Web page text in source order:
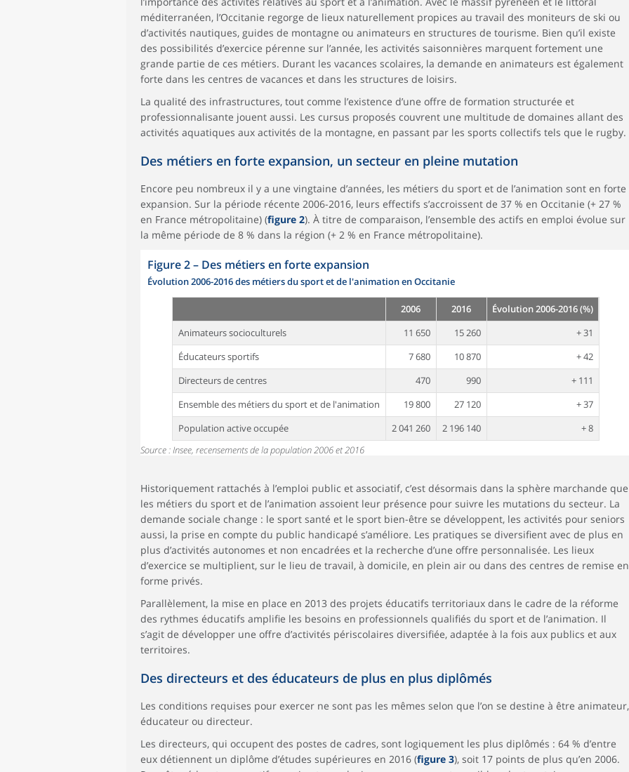
méditerranéen, l’Occitanie regorge de lieux naturellement propices au travail des moniteurs de ski ou
d’activités nautiques, guides de montagne ou animateurs en structures de tourisme. Bien qu’il existe
des possibilités d’exercice pérenne sur l’année, les activités saisonnières marquent fortement une
grande partie de ces métiers. Durant les vacances scolaires, la demande en animateurs est également
forte dans les centres de vacances et dans les structures de loisirs.
La qualité des infrastructures, tout comme l’existence d’une offre de formation structurée et
professionnalisante jouent aussi. Les cursus proposés couvrent une multitude de domaines allant des
activités aquatiques aux activités de la montagne, en passant par les sports collectifs tels que le rugby.
Des métiers en forte expansion, un secteur en pleine mutation
Encore peu nombreux il y a une vingtaine d’années, les métiers du sport et de l’animation sont en forte
expansion. Sur la période récente 2006-2016, leurs effectifs s’accroissent de 37 % en Occitanie (+ 27 %
en France métropolitaine) (figure 2). À titre de comparaison, l’ensemble des actifs en emploi évolue sur
la même période de 8 % dans la région (+ 2 % en France métropolitaine).
Figure 2– Des métiers en forte expansion
Évolution 2006-2016 des métiers du sport et de l'animation en Occitanie
2006 2016
Évolution 2006-2016 (%)
Animateurs socioculturels
11 650 15 260
+ 31
Éducateurs sportifs
7 680 10 870
+ 42
Directeurs de centres
470 990
+ 111
Ensemble des métiers du sport et de l'animation
19 800 27 120
+ 37
Population active occupée
2 041 260 2 196 140
+ 8
Source : Insee, recensements de la population 2006 et 2016
Historiquement rattachés à l’emploi public et associatif, c’est désormais dans la sphère marchande que
les métiers du sport et de l’animation assoient leur présence pour suivre les mutations du secteur. La
demande sociale change : le sport santé et le sport bien-être se développent, les activités pour seniors
aussi, la prise en compte du public handicapé s’améliore. Les pratiques se diversifient avec de plus en
plus d’activités autonomes et non encadrées et la recherche d’une offre personnalisée. Les lieux
d’exercice se multiplient, sur le lieu de travail, à domicile, en plein air ou dans des centres de remise en
forme privés.
Parallèlement, la mise en place en 2013 des projets éducatifs territoriaux dans le cadre de la réforme
des rythmes éducatifs amplifie les besoins en professionnels qualifiés du sport et de l’animation. Il
s’agit de développer une offre d’activités périscolaires diversifiée, adaptée à la fois aux publics et aux
territoires.
Des directeurs et des éducateurs de plus en plus diplômés
Les conditions requises pour exercer ne sont pas les mêmes selon que l’on se destine à être animateur,
éducateur ou directeur.
Les directeurs, qui occupent des postes de cadres, sont logiquement les plus diplômés : 64 % d’entre
eux détiennent un diplôme d’études supérieures en 2016 (figure 3), soit 17 points de plus qu’en 2006.